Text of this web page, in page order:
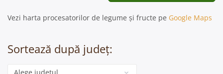
Vezi harta procesatorilor de legume și fructe pe Google Maps
Sortează după județ:
Categorie